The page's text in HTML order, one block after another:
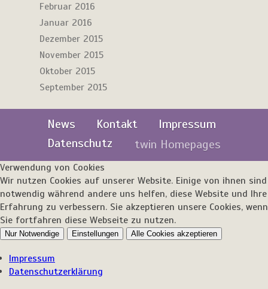
Februar 2016
Januar 2016
Dezember 2015
November 2015
Oktober 2015
September 2015
News Kontakt
Impressum
Datenschutz
twin Homepages
Verwendung von Cookies
Wir nutzen Cookies auf unserer Website. Einige von ihnen sind
notwendig während andere uns helfen, diese Website und Ihre
Erfahrung zu verbessern. Sie akzeptieren unsere Cookies, wenn
Sie fortfahren diese Webseite zu nutzen.
Nur Notwendige Einstellungen Alle Cookies akzeptieren
Impressum
Datenschutzerklärung